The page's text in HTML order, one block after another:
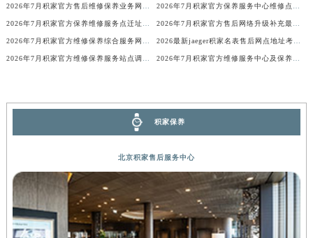
内蒙古自治区赤峰市红山区哈达街积家售后服务中心（需提前预约）
内蒙古自治区鄂尔多斯市东胜区伊金霍洛街积家售后服务中心（需提前预约）
内蒙古自治区呼伦贝尔市海拉尔区中央街积家售后服务中心（需提前预约）
内蒙古自治区通辽市科尔沁区明仁大街积家售后服务中心（需提前预约）
内蒙古自治区乌兰察布市集宁区恩和大街积家售后服务中心（需提前预约）
山西省大同市平城区迎宾街积家售后服务中心（需提前预约）
山西省晋城市城区黄华街积家售后服务中心（需提前预约）
山西省晋中市榆次区顺城街积家售后服务中心（需提前预约）
山西省临汾市尧都区解放路积家售后服务中心（需提前预约）
2026年7月积家官方售后维修保养业务网点重新配置补充最终通知 2026年7月积家官方保养服务中心维修点搬迁新开补充详情文件
2026年7月积家官方保养维修服务点迁址与新开业信息补充速报 2026年7月积家官方售后网络升级补充最终公告（迁址+新增）
2026年7月积家官方维修保养综合服务网迁址及新增网点速报 2026最新jaeger积家名表售后网点地址考察报告
2026年7月积家官方维修保养服务站点调整补充最终定稿确认内容公开 2026年7月积家官方维修服务中心及保养站最新调整补充确认终稿
积家保养
北京积家售后服务中心